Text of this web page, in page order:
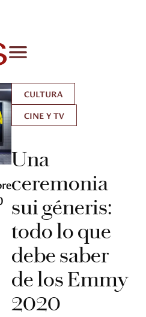
CULTURA
CINE Y TV
Una
ceremonia
sui géneris:
todo lo que
debe saber
de los Emmy
2020